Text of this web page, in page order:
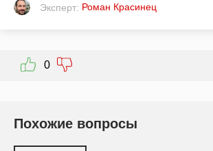
Эксперт: Роман Красинец
0
Похожие вопросы